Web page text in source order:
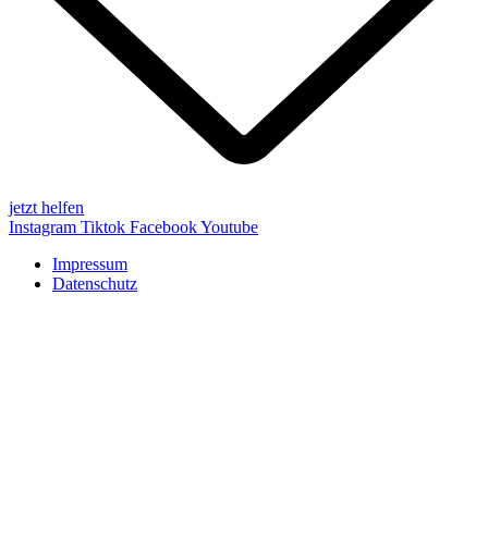
jetzt helfen
Instagram Tiktok FacebookYoutube
Impressum
Datenschutz